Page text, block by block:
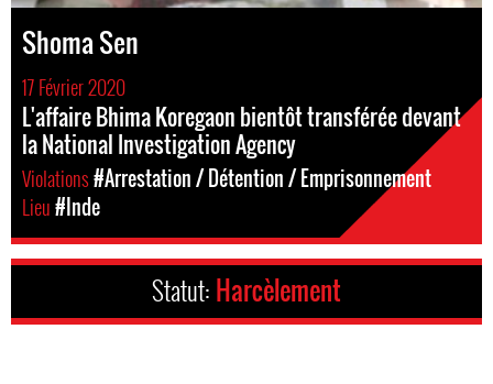
Shoma Sen
17 Février 2020
L'affaire Bhima Koregaon bientôt transférée devant
la National Investigation Agency
Violations#Arrestation / Détention / Emprisonnement
Lieu#Inde
Statut: Harcèlement